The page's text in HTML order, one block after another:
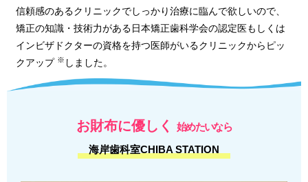
信頼感のあるクリニックでしっかり治療に臨んで欲しいので、
矯正の知識・技術力がある日本矯正歯科学会の認定医もしくは
インビザドクターの資格を持つ医師がいるクリニックからピッ
クアップ ※ しました。
お財布に優しく
始めたいなら
海岸歯科室CHIBA STATION